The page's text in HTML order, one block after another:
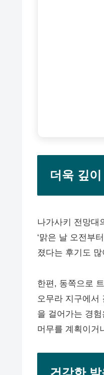
더욱 깊
나가사키 전망대
‘맑은 날 오전부
졌다는 후기도
한편, 동쪽으로
오무라 지구에서
을 걸어가는 경
머무를 계획이거